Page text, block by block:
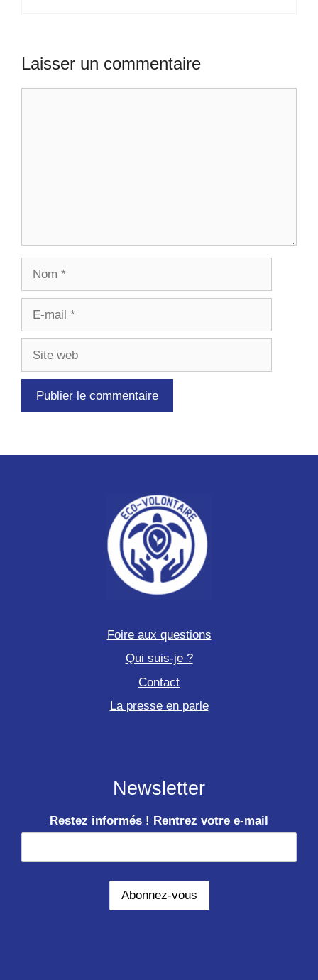
Laisser un commentaire
Foire aux questions
Qui suis-je ?
Contact
La presse en parle
Newsletter
Restez informés ! Rentrez votre e-mail